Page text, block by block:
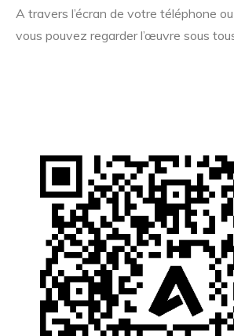
A travers l’écran de votre téléphone
vous pouvez regarder l’œuvre sous